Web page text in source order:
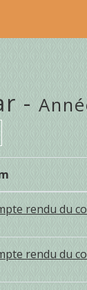
-
rendu du
rendu du